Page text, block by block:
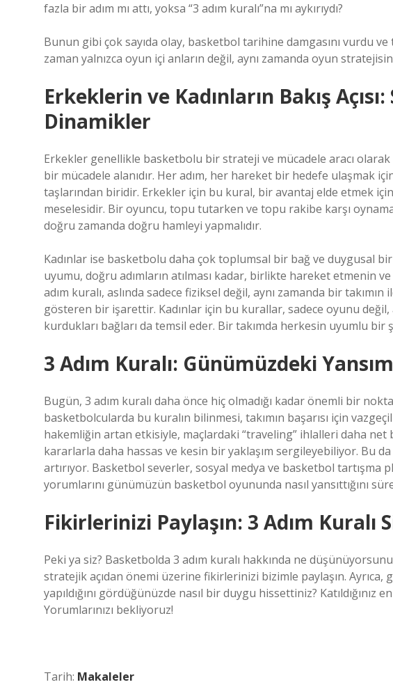
fazla bir adım mı attı, yoksa “3 adım kuralı”na mı aykırıydı?
Bunun gibi çok sayıda olay, basketbol tarihine damgasını vurdu ve
zaman yalnızca oyun içi anların değil, aynı zamanda oyun
Erkeklerin ve Kadınların Bakış
Dinamikler
Erkekler genellikle basketbolu bir strateji ve mücadele aracı
bir mücadele alanıdır. Her adım, her hareket bir hedefe ulaşmak
taşlarından biridir. Erkekler için bu kural, bir avantaj elde etmek
meselesidir. Bir oyuncu, topu tutarken ve topu rakibe karşı
doğru zamanda doğru hamleyi yapmalıdır.
Kadınlar ise basketbolu daha çok toplumsal bir bağ ve duygusal
uyumu, doğru adımların atılması kadar, birlikte hareket etmenin
adım kuralı, aslında sadece fiziksel değil, aynı zamanda bir
gösteren bir işarettir. Kadınlar için bu kurallar, sadece oyunu
kurdukları bağları da temsil eder. Bir takımda herkesin uyumlu bir
3 Adım Kuralı: Günümüzdeki
Bugün, 3 adım kuralı daha önce hiç olmadığı kadar önemli bir
basketbolcularda bu kuralın bilinmesi, takımın başarısı için
hakemliğin artan etkisiyle, maçlardaki “traveling” ihlalleri daha
kararlarla daha hassas ve kesin bir yaklaşım sergileyebiliyor. Bu da
artırıyor. Basketbol severler, sosyal medya ve basketbol tartışma
yorumlarını günümüzün basketbol oyununda nasıl yansıttığını
Fikirlerinizi Paylaşın: 3 Adım Kuralı
Peki ya siz? Basketbolda 3 adım kuralı hakkında ne
stratejik açıdan önemi üzerine fikirlerinizi bizimle paylaşın. Ayrıca,
yapıldığını gördüğünüzde nasıl bir duygu hissettiniz? Katıldığınız
Yorumlarınızı bekliyoruz!
Tarih: Makaleler